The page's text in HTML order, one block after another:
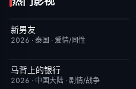
更新至第01集
新男友
2026 · 泰国 · 爱情/同性
更新至第04集
马背上的银行
2026 · 中国大陆 · 剧情/战争